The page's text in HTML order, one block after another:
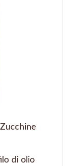
di olio